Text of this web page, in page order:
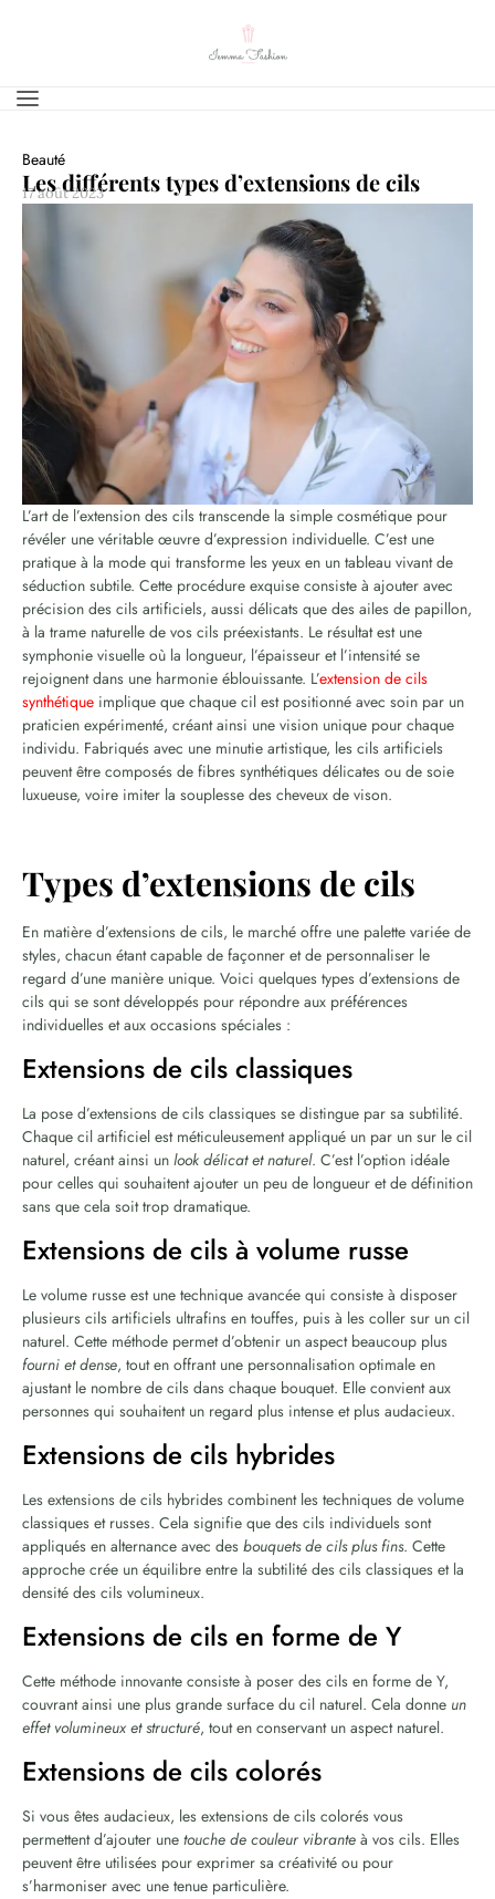
Beauté
Les différents types d’extensions de cils
17 août 2023
L’art de l’extension des cils transcende la simple cosmétique pour
révéler une véritable œuvre d’expression individuelle. C’est une
pratique à la mode qui transforme les yeux en un tableau vivant de
séduction subtile. Cette procédure exquise consiste à ajouter avec
précision des cils artificiels, aussi délicats que des ailes de papillon,
à la trame naturelle de vos cils préexistants. Le résultat est une
symphonie visuelle où la longueur, l’épaisseur et l’intensité se
rejoignent dans une harmonie éblouissante. L’extension de cils
synthétique implique que chaque cil est positionné avec soin par un
praticien expérimenté, créant ainsi une vision unique pour chaque
individu. Fabriqués avec une minutie artistique, les cils artificiels
peuvent être composés de fibres synthétiques délicates ou de soie
luxueuse, voire imiter la souplesse des cheveux de vison.
Types d’extensions de cils
En matière d’extensions de cils, le marché offre une palette variée de
styles, chacun étant capable de façonner et de personnaliser le
regard d’une manière unique. Voici quelques types d’extensions de
cils qui se sont développés pour répondre aux préférences
individuelles et aux occasions spéciales :
Extensions de cils classiques
La pose d’extensions de cils classiques se distingue par sa subtilité.
Chaque cil artificiel est méticuleusement appliqué un par un sur le cil
naturel, créant ainsi un look délicat et naturel. C’est l’option idéale
pour celles qui souhaitent ajouter un peu de longueur et de définition
sans que cela soit trop dramatique.
Extensions de cils à volume russe
Le volume russe est une technique avancée qui consiste à disposer
plusieurs cils artificiels ultrafins en touffes, puis à les coller sur un cil
naturel. Cette méthode permet d’obtenir un aspect beaucoup plus
fourni et dense, tout en offrant une personnalisation optimale en
ajustant le nombre de cils dans chaque bouquet. Elle convient aux
personnes qui souhaitent un regard plus intense et plus audacieux.
Extensions de cils hybrides
Les extensions de cils hybrides combinent les techniques de volume
classiques et russes. Cela signifie que des cils individuels sont
appliqués en alternance avec des bouquets de cils plus fins. Cette
approche crée un équilibre entre la subtilité des cils classiques et la
densité des cils volumineux.
Extensions de cils en forme de Y
Cette méthode innovante consiste à poser des cils en forme de Y,
couvrant ainsi une plus grande surface du cil naturel. Cela donne un
effet volumineux et structuré, tout en conservant un aspect naturel.
Extensions de cils colorés
Si vous êtes audacieux, les extensions de cils colorés vous
permettent d’ajouter une touche de couleur vibrante à vos cils. Elles
peuvent être utilisées pour exprimer sa créativité ou pour
s’harmoniser avec une tenue particulière.